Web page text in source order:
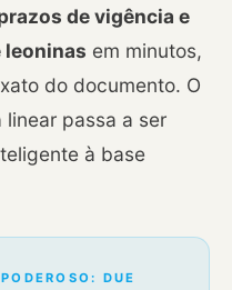
de vigência e
em minutos,
do documento. O
passa a ser
à base
DUE